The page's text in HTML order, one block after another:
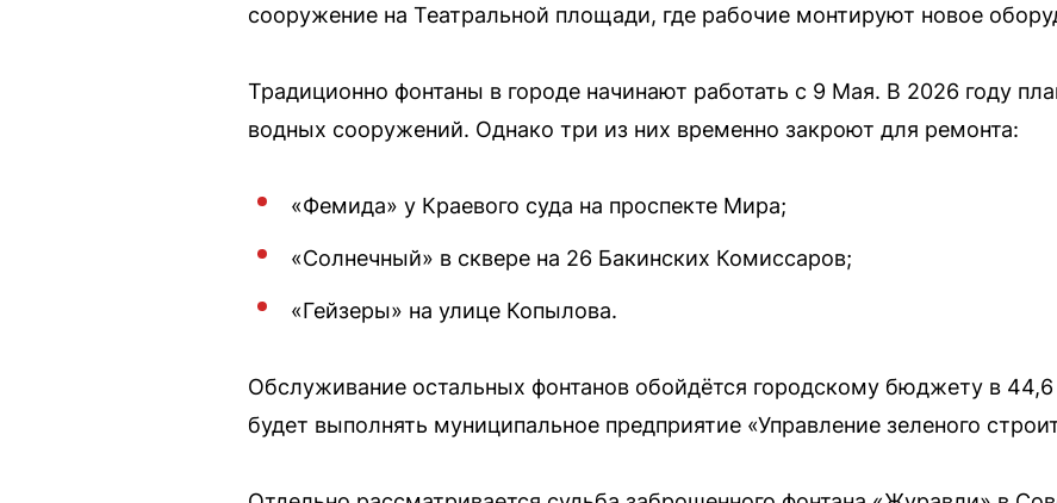
сооружение на Театральной площади, где рабочие монтируют новое
Традиционно фонтаны в городе начинают работать с 9 Мая. В 2026 году
водных сооружений. Однако три из них временно закроют для ремонта:
«Фемида» у Краевого суда на проспекте Мира;
«Солнечный» в сквере на 26 Бакинских Комиссаров;
«Гейзеры» на улице Копылова.
Обслуживание остальных фонтанов обойдётся городскому бюджету в
будет выполнять муниципальное предприятие «Управление зеленого